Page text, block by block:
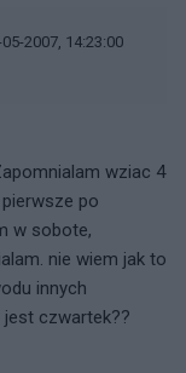
05-2007, 14:23:00
wziac 4
po
w sobote,
nie wiem jak to
innych
czwartek??